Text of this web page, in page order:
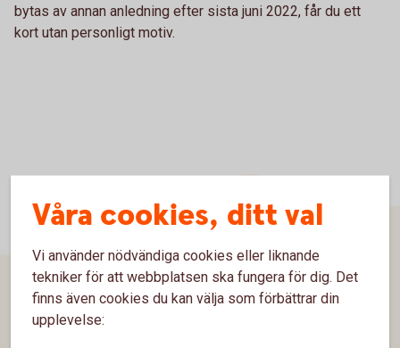
bytas av annan anledning efter sista juni 2022, får du ett
kort utan personligt motiv.
Våra cookies, ditt val
Vi använder nödvändiga cookies eller liknande
tekniker för att webbplatsen ska fungera för dig. Det
finns även cookies du kan välja som förbättrar din
upplevelse:
Sidfot
Hitta snabbt